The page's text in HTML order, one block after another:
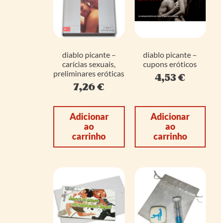
diablo picante –
carícias sexuais,
preliminares eróticas
7,26€
Adicionar
ao
carrinho
diablo picante –
cupons eróticos
4,53€
Adicionar
ao
carrinho